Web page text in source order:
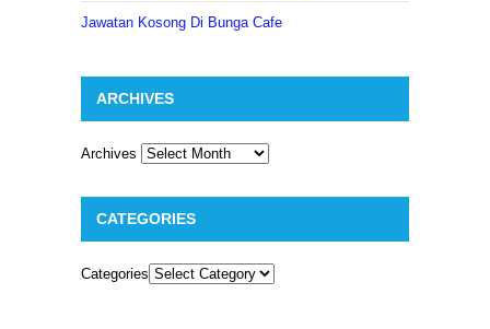
Jawatan Kosong Di Bunga Cafe
ARCHIVES
Archives
CATEGORIES
Categories